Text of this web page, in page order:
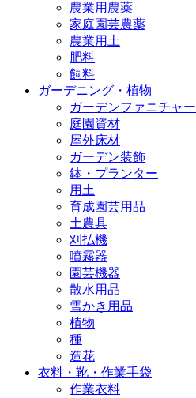
農業用農薬
家庭園芸農薬
農業用土
肥料
飼料
ガーデニング・植物
ガーデンファニチャー
庭園資材
屋外床材
ガーデン装飾
鉢・プランター
用土
育成園芸用品
土農具
刈払機
噴霧器
園芸機器
散水用品
雪かき用品
植物
種
造花
衣料・靴・作業手袋
作業衣料